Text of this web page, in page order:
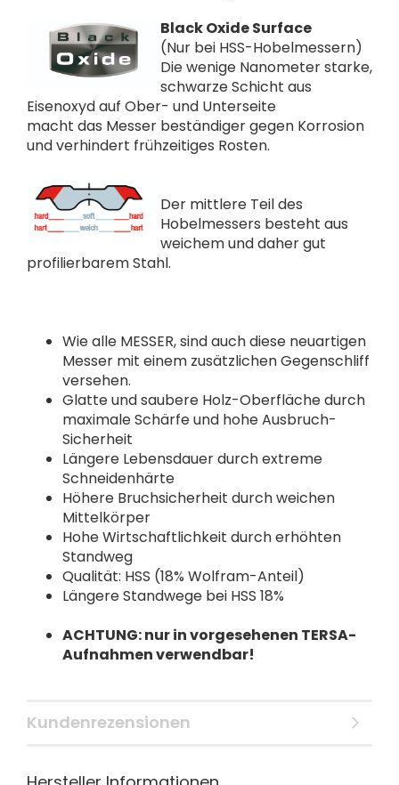
Black Oxide Surface
(Nur bei HSS-Hobelmessern)
Die wenige Nanometer starke,
schwarze Schicht aus
Eisenoxyd auf Ober- und Unterseite
macht das Messer beständiger gegen Korrosion
und verhindert frühzeitiges Rosten.
Der mittlere Teil des
Hobelmessers besteht aus
weichem und daher gut
profilierbarem Stahl.
Wie alle MESSER, sind auch diese neuartigen
Messer mit einem zusätzlichen Gegenschliff
versehen.
Glatte und saubere Holz-Oberfläche durch
maximale Schärfe und hohe Ausbruch-
Sicherheit
Längere Lebensdauer durch extreme
Schneidenhärte
Höhere Bruchsicherheit durch weichen
Mittelkörper
Hohe Wirtschaftlichkeit durch erhöhten
Standweg
Qualität: HSS (18% Wolfram-Anteil)
Längere Standwege bei HSS 18%
ACHTUNG: nur in vorgesehenen TERSA-
Aufnahmen verwendbar!
Kundenrezensionen